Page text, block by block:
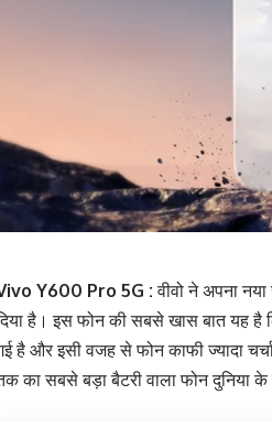
Y600 Pro 5G :वीवो ने अपना
है। इस फोन की सबसे खास बात यह है
है और इसी वजह से फोन काफी ज्यादा
का सबसे बड़ा बैटरी वाला फोन दुनिया